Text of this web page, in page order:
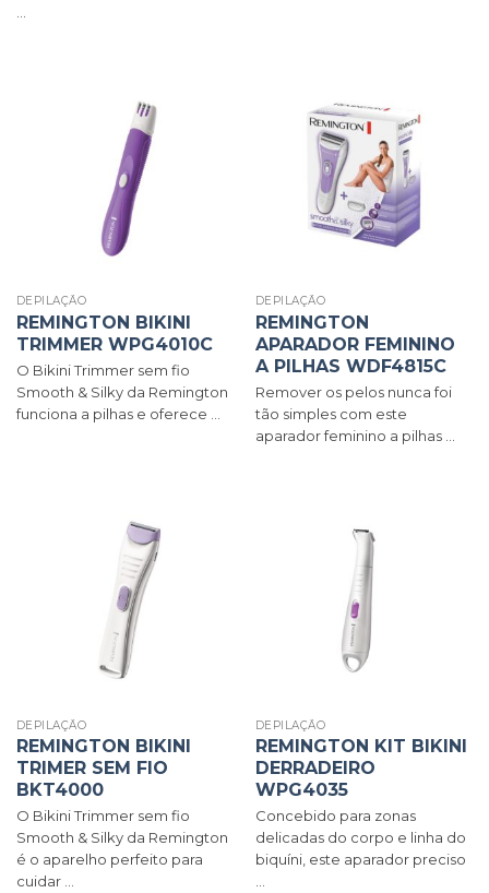
DEPILAÇÃO
REMINGTON BIKINI
TRIMMER WPG4010C
O Bikini Trimmer sem fio
Smooth & Silky da Remington
funciona a pilhas e oferece ...
DEPILAÇÃO
REMINGTON
APARADOR FEMININO
A PILHAS WDF4815C
Remover os pelos nunca foi
tão simples com este
aparador feminino a pilhas ...
DEPILAÇÃO
REMINGTON BIKINI
TRIMER SEM FIO
BKT4000
O Bikini Trimmer sem fio
Smooth & Silky da Remington
é o aparelho perfeito para
cuidar ...
DEPILAÇÃO
REMINGTON KIT BIKINI
DERRADEIRO
WPG4035
Concebido para zonas
delicadas do corpo e linha do
biquíni, este aparador preciso